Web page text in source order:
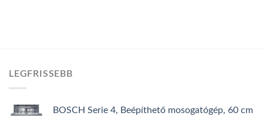
LEGFRISSEBB
BOSCH Serie 4, Beépíthető mosogatógép, 60 cm